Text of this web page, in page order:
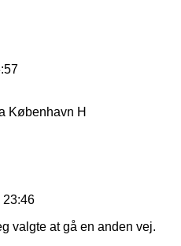
København H
23:46
valgte at gå en anden vej.